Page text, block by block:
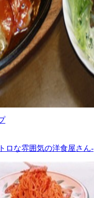
ロな雰囲気の洋食屋さん-